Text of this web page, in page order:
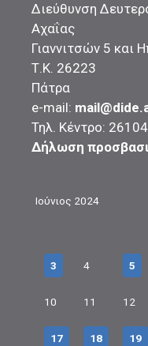
Διεύθυνση
Αχαΐας
Γιαννιτσών 5 και
Τ.Κ. 26223
Πάτρα
e-mail:
Τηλ. Κέντρο:
Δήλωση
Ιούνιος 2024
3 4 5
10 11 12
17 18 19